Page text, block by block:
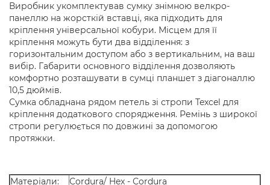
Виробник укомплектував сумку знімною велкро-
панеллю на жорсткій вставці, яка підходить для
кріплення універсальної кобури. Місцем для її
кріплення можуть бути два відділення: з
горизонтальним доступом або з вертикальним, на ваш
вибір. Габарити основного відділення дозволяють
комфортно розташувати в сумці планшет з діагоналлю
10,5 дюймів.
Сумка обладнана рядом петель зі стропи Texcel для
кріплення додаткового спорядження. Ремінь з широкої
стропи регулюється по довжині за допомогою
протяжки.
Матеріали: Сordura/ Hex - Сordura